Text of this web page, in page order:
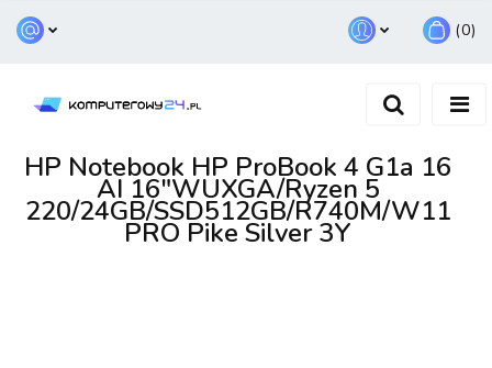
Zarejestruj się
(0)
HP Notebook HP ProBook 4 G1a 16
AI 16"WUXGA/Ryzen 5
220/24GB/SSD512GB/R740M/W11
PRO Pike Silver 3Y